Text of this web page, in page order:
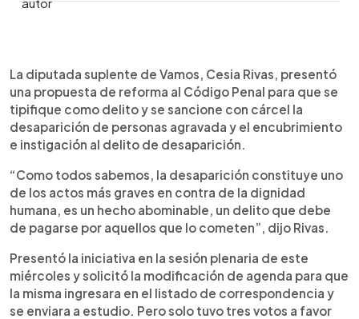
Escuchar artículo
La diputada suplente de Vamos, Cesia Rivas, presentó
una propuesta de reforma al Código Penal para que se
tipifique como delito y se sancione con cárcel la
desaparición de personas agravada y el encubrimiento
e instigación al delito de desaparición.
“Como todos sabemos, la desaparición constituye uno
de los actos más graves en contra de la dignidad
humana, es un hecho abominable, un delito que debe
de pagarse por aquellos que lo cometen”, dijo Rivas.
Presentó la iniciativa en la sesión plenaria de este
miércoles y solicitó la modificación de agenda para que
la misma ingresara en el listado de correspondencia y
se enviara a estudio. Pero solo tuvo tres votos a favor